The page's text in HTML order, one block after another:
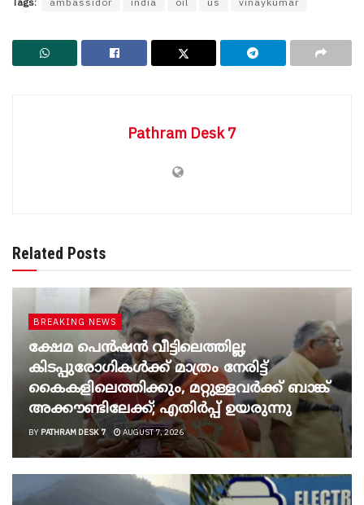
Pathram Desk 7
Related Posts
BREAKING NEWS
ക്ഷേമ പെൻഷൻ വീട്ടിലെത്തില്ല;
കിടപ്പുരോഗികൾക്ക് മാത്രം നേരിട്ട്
കൈകളിലെത്തിക്കും, മറ്റുള്ളവർക്ക് ബാങ്ക്
അക്കൗണ്ടിലേക്ക്; എതിർപ്പ് ഉയരുന്നു
BY PATHRAM DESK 7 AUGUST 7, 2026